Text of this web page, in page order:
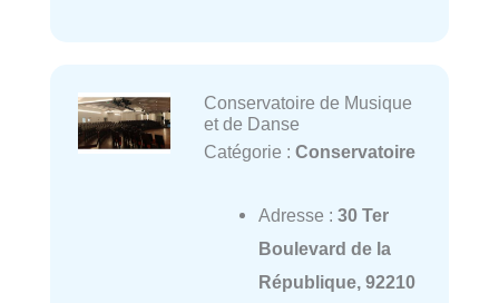
Conservatoire de Musique
et de Danse
Catégorie : Conservatoire
Adresse : 30 Ter
Boulevard de la
République, 92210